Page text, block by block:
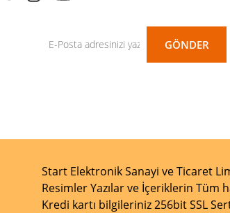
GÖNDER
Start Elektronik Sanayi ve Ticaret
Resimler Yazılar ve İçeriklerin Tüm
Kredi kartı bilgileriniz 256bit SSL